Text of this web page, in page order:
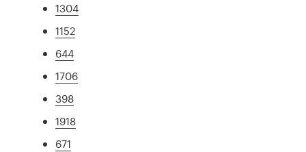
1304
1152
644
1706
398
1918
671